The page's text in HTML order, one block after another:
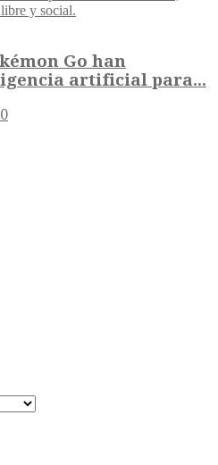
Go han
artificial para...
0